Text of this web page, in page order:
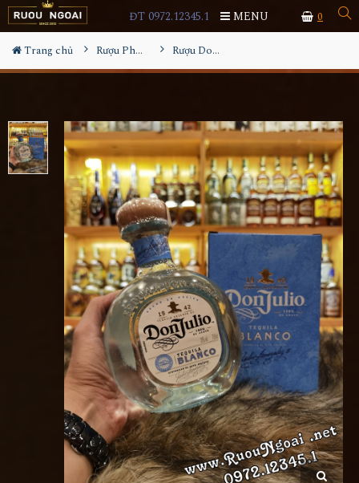
0
ĐT 0972.12345.1 MENU
Trang chủ Rượu Pha Chế Rượu Donjulio Blanco